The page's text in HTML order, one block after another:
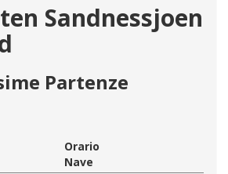
Sandnessjoen
Partenze
Orario
Nave